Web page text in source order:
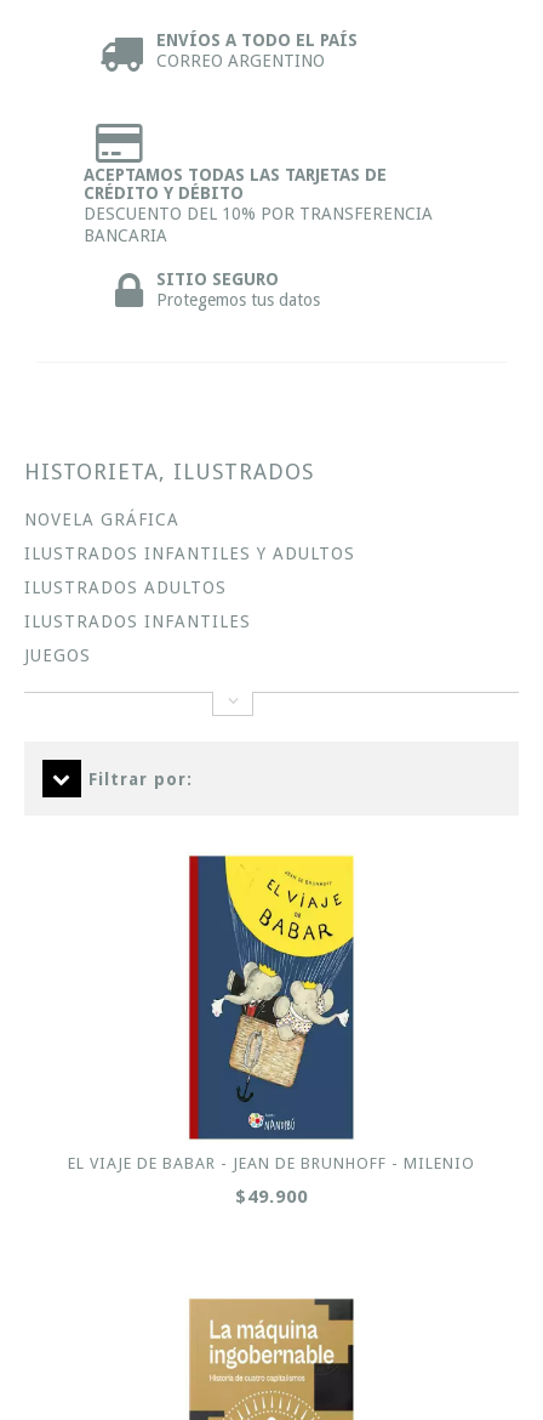
ENVÍOS A TODO EL PAÍS
CORREO ARGENTINO
ACEPTAMOS TODAS LAS TARJETAS DE
CRÉDITO Y DÉBITO
DESCUENTO DEL 10% POR TRANSFERENCIA
BANCARIA
SITIO SEGURO
Protegemos tus datos
HISTORIETA, ILUSTRADOS
NOVELA GRÁFICA
ILUSTRADOS INFANTILES Y ADULTOS
ILUSTRADOS ADULTOS
ILUSTRADOS INFANTILES
JUEGOS
Filtrar por:
EL VIAJE DE BABAR - JEAN DE BRUNHOFF - MILENIO
$49.900